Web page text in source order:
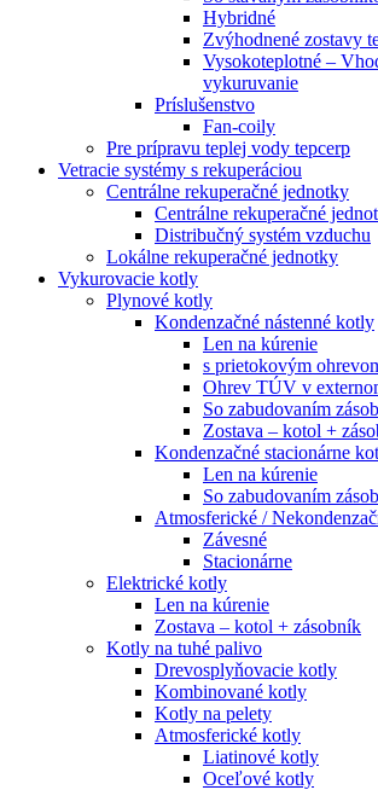
Hybridné
Zvýhodnené zostavy
Vysokoteplotné –
vykuruvanie
Príslušenstvo
Fan-coily
Pre prípravu teplej vody tepcerp
Vetracie systémy s rekuperáciou
Centrálne rekuperačné jednotky
Centrálne rekuperačné
Distribučný systém vzduchu
Lokálne rekuperačné jednotky
Vykurovacie kotly
Plynové kotly
Kondenzačné nástenné kotly
Len na kúrenie
s prietokovým
Ohrev TÚV v
So zabudovaním
Zostava – kotol +
Kondenzačné stacionárne
Len na kúrenie
So zabudovaním
Atmosferické /
Závesné
Stacionárne
Elektrické kotly
Len na kúrenie
Zostava – kotol + zásobník
Kotly na tuhé palivo
Drevosplyňovacie kotly
Kombinované kotly
Kotly na pelety
Atmosferické kotly
Liatinové kotly
Oceľové kotly